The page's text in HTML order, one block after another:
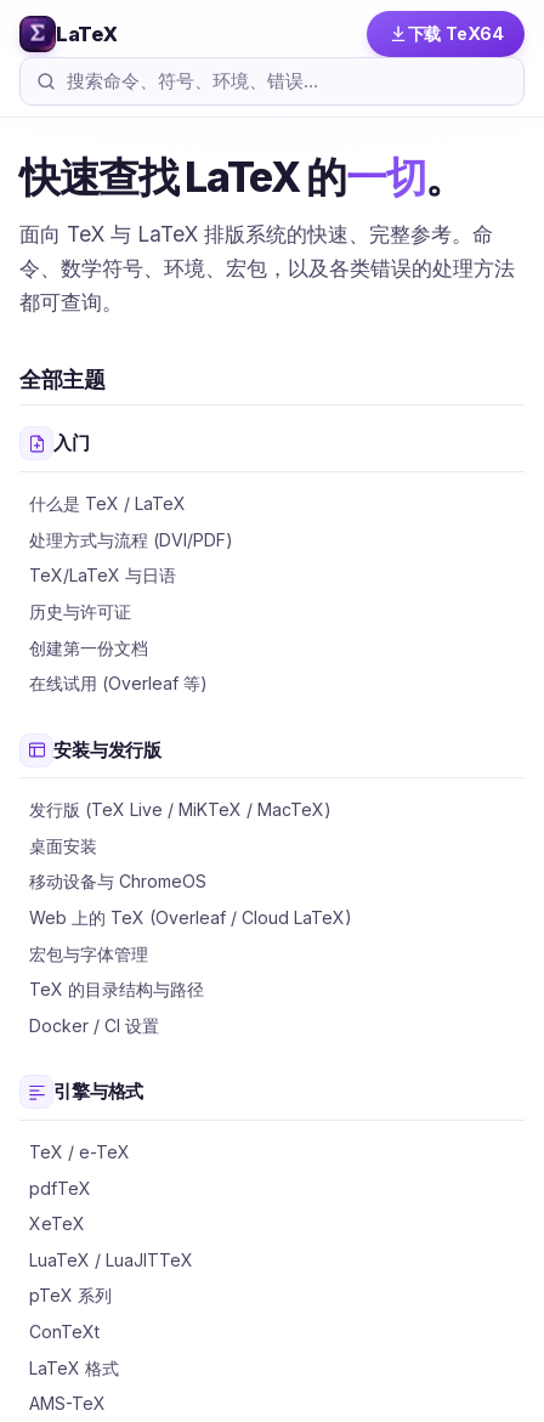
LaTeX 下载 TeX64
快速查找 LaTeX 的一切。
面向 TeX 与 LaTeX 排版系统的快速、完整参考。命
令、数学符号、环境、宏包，以及各类错误的处理方法
都可查询。
全部主题
入门
什么是 TeX / LaTeX
处理方式与流程 (DVI/PDF)
TeX/LaTeX 与日语
历史与许可证
创建第一份文档
在线试用 (Overleaf 等)
安装与发行版
发行版 (TeX Live / MiKTeX / MacTeX)
桌面安装
移动设备与 ChromeOS
Web 上的 TeX (Overleaf / Cloud LaTeX)
宏包与字体管理
TeX 的目录结构与路径
Docker / CI 设置
引擎与格式
TeX / e-TeX
pdfTeX
XeTeX
LuaTeX / LuaJITTeX
pTeX 系列
ConTeXt
LaTeX 格式
AMS-TeX